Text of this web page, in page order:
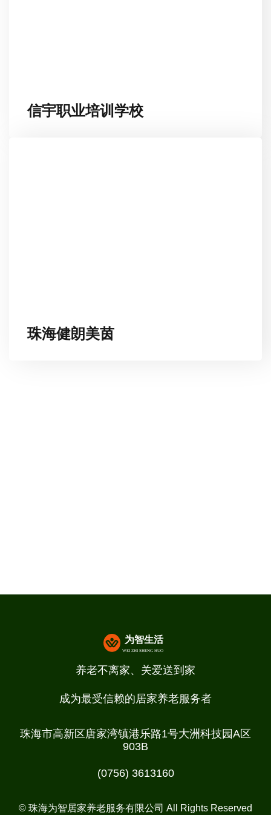
信宇职业培训学校
珠海健朗美茵
养老不离家、关爱送到家
成为最受信赖的居家养老服务者
珠海市高新区唐家湾镇港乐路1号大洲科技园A区
903B
(0756) 3613160
© 珠海为智居家养老服务有限公司 All Rights Reserved